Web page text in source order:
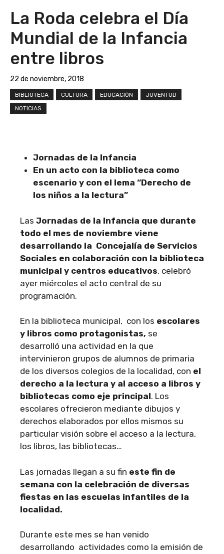
La Roda celebra el Día
Mundial de la Infancia
entre libros
22 de noviembre, 2018
BIBLIOTECA CULTURA EDUCACIÓN
JUVENTUD
NOTICIAS
Jornadas de la Infancia
En un acto con la biblioteca como
escenario y con el lema “Derecho de
los niños a la lectura”
Las Jornadas de la Infancia que durante
todo el mes de noviembre viene
desarrollando la Concejalía de Servicios
Sociales en colaboración con la biblioteca
municipal y centros educativos, celebró
ayer miércoles el acto central de su
programación.
En la biblioteca municipal, con los escolares
y libros como protagonistas, se
desarrolló una actividad en la que
intervinieron grupos de alumnos de primaria
de los diversos colegios de la localidad, con el
derecho a la lectura y al acceso a libros y
bibliotecas como eje principal. Los
escolares ofrecieron mediante dibujos y
derechos elaborados por ellos mismos su
particular visión sobre el acceso a la lectura,
los libros, las bibliotecas…
Las jornadas llegan a su fin este fin de
semana con la celebración de diversas
fiestas en las escuelas infantiles de la
localidad.
Durante este mes se han venido
desarrollando actividades como la emisión de